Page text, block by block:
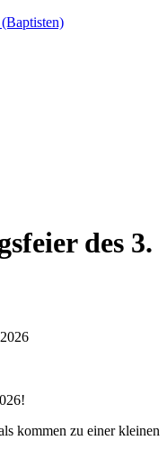
des 3.
kommen zu einer kleinen